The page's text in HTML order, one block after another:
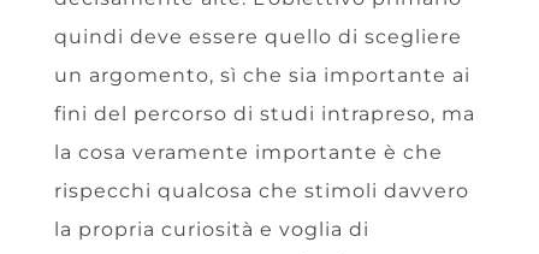
quindi deve essere quello di scegliere
un argomento, sì che sia importante ai
fini del percorso di studi intrapreso, ma
la cosa veramente importante è che
rispecchi qualcosa che stimoli davvero
la propria curiosità e voglia di